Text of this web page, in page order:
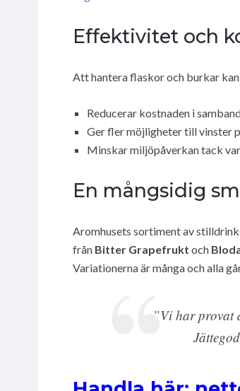
Effektivitet och
Att hantera flaskor och burkar
Reducerar kostnaden i
Ger fler möjligheter till vinster
Minskar miljöpåverkan tack
En mångsidig
Aromhusets sortiment av
från Bitter Grapefrukt och
Variationerna är många och alla
”Vi har provat